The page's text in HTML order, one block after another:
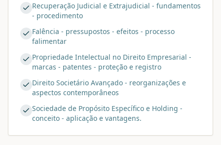
Recuperação Judicial e Extrajudicial - fundamentos
- procedimento
Falência - pressupostos - efeitos - processo
falimentar
Propriedade Intelectual no Direito Empresarial -
marcas - patentes - proteção e registro
Direito Societário Avançado - reorganizações e
aspectos contemporâneos
Sociedade de Propósito Específico e Holding -
conceito - aplicação e vantagens.